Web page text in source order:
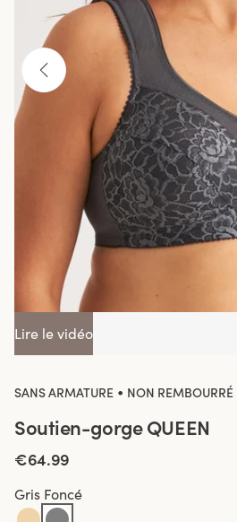
Lire le vidéo
SANS ARMATURE • NON REMBOURRÉ
Soutien-gorge QUEEN
€64.99
Gris Foncé